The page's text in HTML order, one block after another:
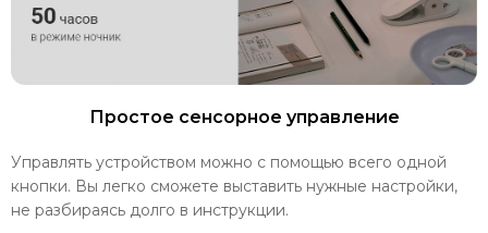
Простое сенсорное управление
Управлять устройством можно с помощью всего одной
кнопки. Вы легко сможете выставить нужные настройки,
не разбираясь долго в инструкции.